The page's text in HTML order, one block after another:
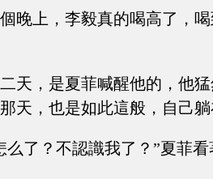
晚上，李毅真的喝高了，
天，是夏菲喊醒他的，他
天，也是如此這般，自己
么了？不認識我了？”夏菲